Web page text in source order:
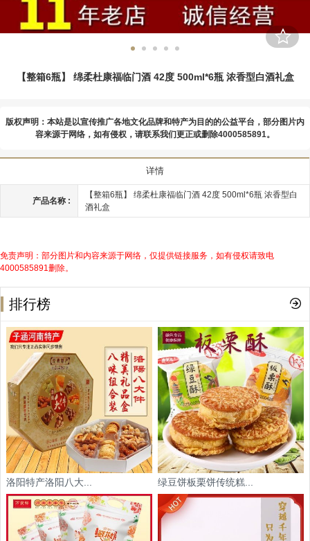
【整箱6瓶】 绵柔杜康福临门酒 42度 500ml*6瓶 浓香型白酒礼盒
版权声明：本站是以宣传推广各地文化品牌和特产为目的的公益平台，部分图片内
容来源于网络，如有侵权，请联系我们更正或删除4000585891。
详情
产品名称 :
【整箱6瓶】 绵柔杜康福临门酒 42度 500ml*6瓶 浓香型白
酒礼盒
免责声明：部分图片和内容来源于网络，仅提供链接服务，如有侵权请致电
4000585891删除。
排行榜
洛阳特产洛阳八大... 绿豆饼板栗饼传统糕...